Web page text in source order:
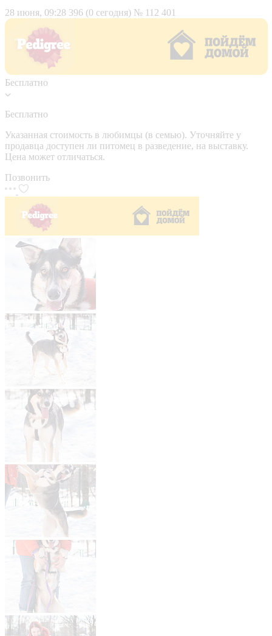
28 июня, 09:28 396 (0 сегодня) № 112 401
Бесплатно
Бесплатно
Указанная стоимость в любимцы (в семью). Уточняйте у
продавца доступен ли питомец в разведение, на выставку.
Цена может отличаться.
Позвонить